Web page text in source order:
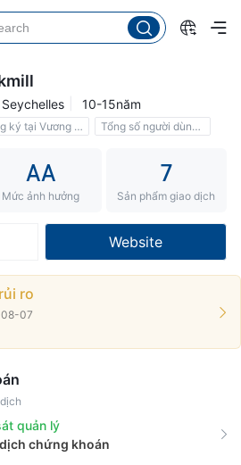
lý
Seychelles 10-15năm
Đăng ký tại Vương quốc Anh Tổng số người dùng 668,000
AA
Mức ảnh hưởng
7
Sản phẩm giao dịch
Website
ro
08-07
quản lý
chứng khoán